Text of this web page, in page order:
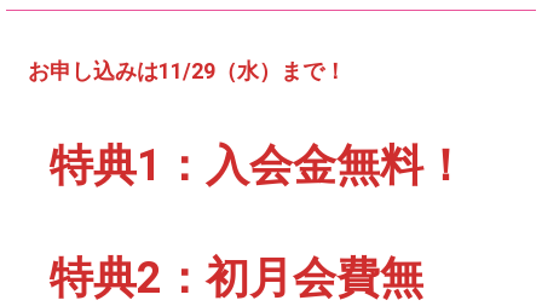
お申し込みは11/29（水）まで！
特典1：入会金無料！
特典2：初月会費無